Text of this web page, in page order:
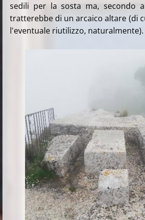
sedili per la sosta ma, secondo
tratterebbe di un arcaico altare (di
l'eventuale riutilizzo, naturalmente).